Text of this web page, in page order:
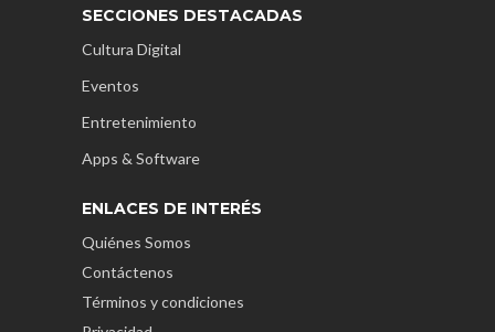
SECCIONES DESTACADAS
Cultura Digital
Eventos
Entretenimiento
Apps & Software
ENLACES DE INTERÉS
Quiénes Somos
Contáctenos
Términos y condiciones